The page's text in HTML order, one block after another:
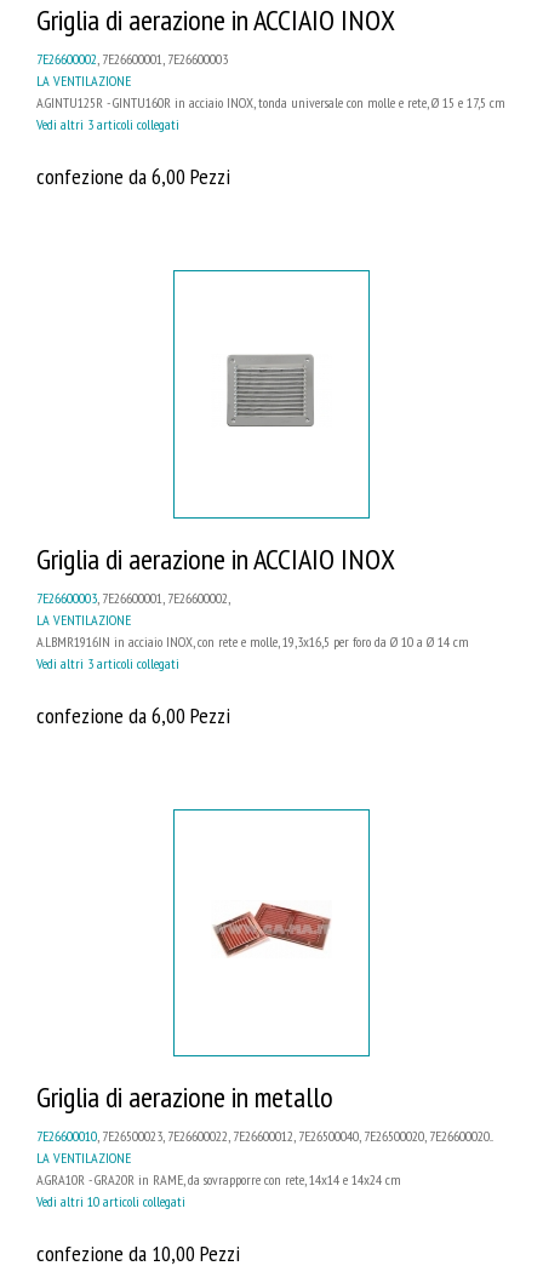
Griglia di aerazione in ACCIAIO INOX
7E26600002, 7E26600001, 7E26600003
LA VENTILAZIONE
A.GINTU125R - GINTU160R in acciaio INOX, tonda universale con molle e rete, Ø 15 e 17,5 cm
Vedi altri 3 articoli collegati
confezione da 6,00 Pezzi
Griglia di aerazione in ACCIAIO INOX
7E26600003 , 7E26600001, 7E26600002,
LA VENTILAZIONE
A.LBMR1916IN in acciaio INOX, con rete e molle, 19,3x16,5 per foro da Ø 10 a Ø 14 cm
Vedi altri 3 articoli collegati
confezione da 6,00 Pezzi
Griglia di aerazione in metallo
7E26600010, 7E26500023, 7E26600022, 7E26600012, 7E26500040, 7E26500020, 7E26600020...
LA VENTILAZIONE
A.GRA10R - GRA20R in RAME, da sovrapporre con rete, 14x14 e 14x24 cm
Vedi altri 10 articoli collegati
confezione da 10,00 Pezzi